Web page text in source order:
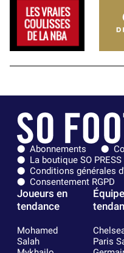
Abonnements
La boutique SO PRESS
Conditions générales
Consentement RGPD
Joueurs en
tendance
Mohamed
Salah
Paris